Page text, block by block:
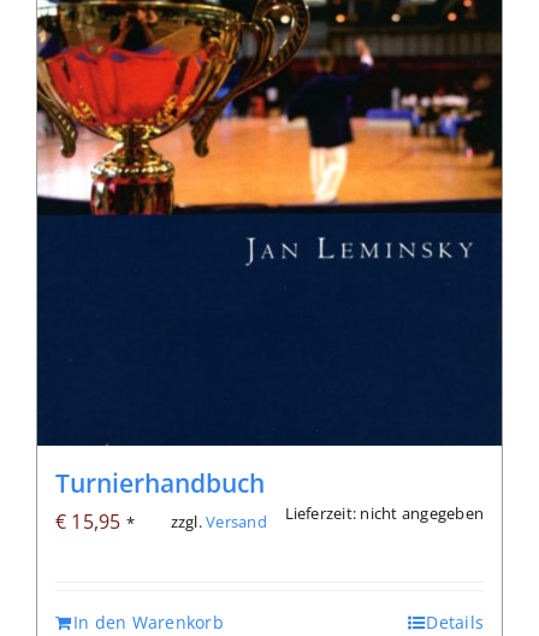
Turnierhandbuch
€ 15,95 * zzgl.Versand Lieferzeit: nicht angegeben
In den Warenkorb Details